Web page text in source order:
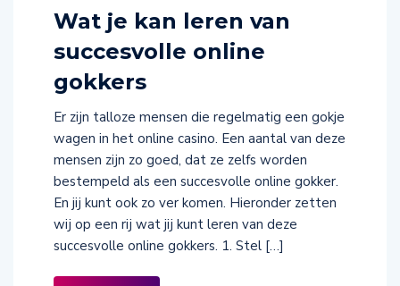
Wat je kan leren van
succesvolle online
gokkers
Er zijn talloze mensen die regelmatig een gokje
wagen in het online casino. Een aantal van deze
mensen zijn zo goed, dat ze zelfs worden
bestempeld als een succesvolle online gokker.
En jij kunt ook zo ver komen. Hieronder zetten
wij op een rij wat jij kunt leren van deze
succesvolle online gokkers. 1. Stel […]